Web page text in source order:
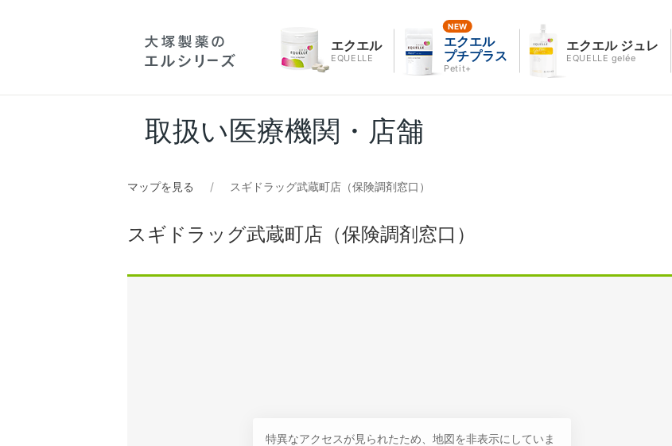
エクエル
EQUELLE
エクエル
プチプラス
Petit+
エクエル ジュレ
EQUELLE gelée
取扱い医療機関・店舗
マップを見る スギドラッグ武蔵町店（保険調剤窓口）
スギドラッグ武蔵町店（保険調剤窓口）
特異なアクセスが見られたため、地図を非表示にしていま